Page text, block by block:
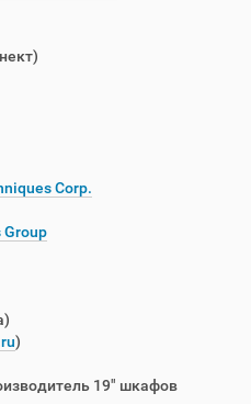
Corp.
)
19" шкафов